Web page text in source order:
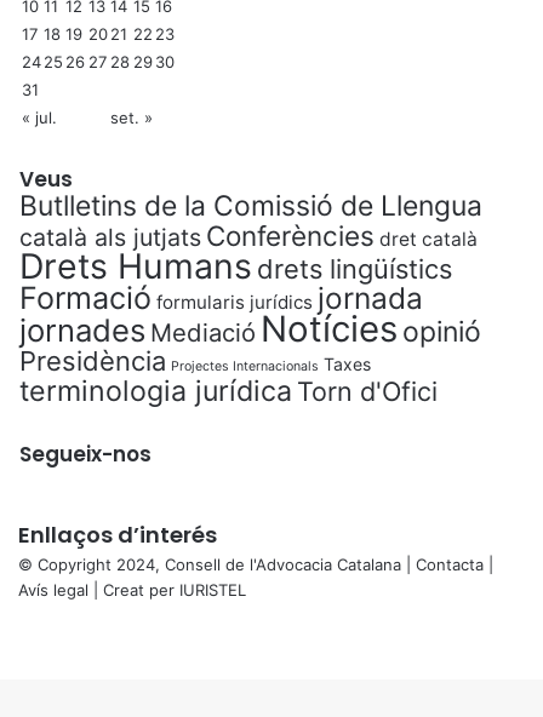
10 11 12 13 14 15 16
17 18 19 2021 22 23
2425 26 27 28 2930
31
« jul.
set. »
Veus
Butlletins de la Comissió de Llengua
català als jutjats Conferències dret català
Drets Humans drets lingüístics
Formació formularis jurídics jornada
jornades Mediació Notícies opinió
Presidència Projectes Internacionals Taxes
terminologia jurídica Torn d'Ofici
Segueix-nos
Enllaços d’interés
© Copyright 2024, Consell de l'Advocacia Catalana | Contacta
Avís legal | Creat per IURISTEL